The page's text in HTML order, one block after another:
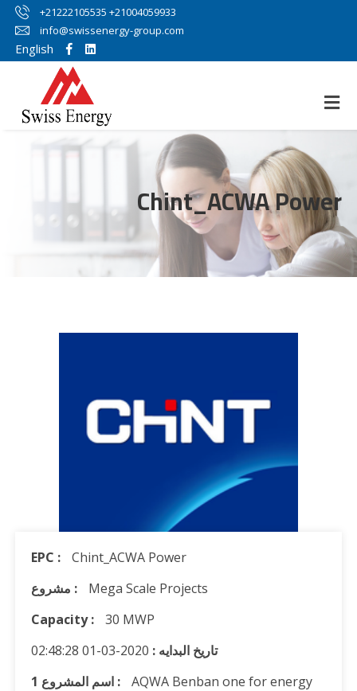
+21222105535 +21004059933
info@swissenergy-group.com
English
Chint_ACWA Power
EPC :
Chint_ACWA Power
مشروع :
Mega Scale Projects
Capacity :
30 MWP
تاريخ البدايه :
1 اسم المشروع :
AQWA Benban one for energy